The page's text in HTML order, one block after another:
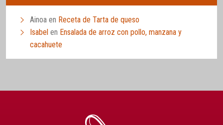
Ainoa en Receta de Tarta de queso
Isabel en Ensalada de arroz con pollo, manzana y
cacahuete